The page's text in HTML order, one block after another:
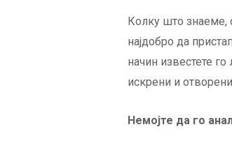
Колку што знаеме,
најдобро да
начин известете
искрени и
Немојте да го